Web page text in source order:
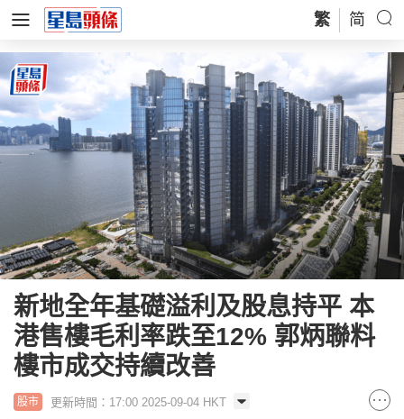
繁 简
新地全年基礎溢利及股息持平 本
港售樓毛利率跌至12% 郭炳聯料
樓市成交持續改善
股市 更新時間：17:00 2025-09-04 HKT